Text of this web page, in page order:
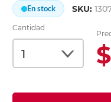
En stock SKU:
Cantidad